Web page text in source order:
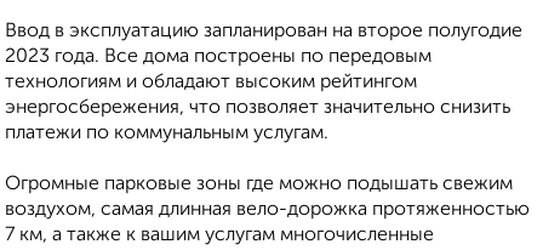
Ввод в эксплуатацию запланирован на второе полугодие
2023 года. Все дома построены по передовым
технологиям и обладают высоким рейтингом
энергосбережения, что позволяет значительно снизить
платежи по коммунальным услугам.
Огромные парковые зоны где можно подышать свежим
воздухом, самая длинная вело-дорожка протяженностью
7 км, а также к вашим услугам многочисленные